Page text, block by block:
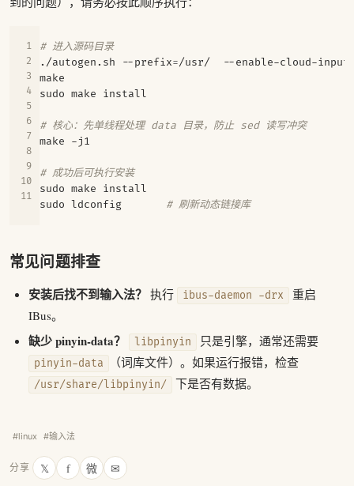
# 进入源码目录
./autogen.sh --prefix=
# 核心：先单线程处理 data 目录，防止 sed 读写冲突
# 成功后可执行安装
sudo ldconfig # 刷新动态链接库
常见问题排查
安装后找不到输入法？ 执行 ibus-daemon -drx
重启
IBus。
缺少 pinyin-data？ libpinyin 只是引擎，通常还需要
pinyin-data （词库文件）。如果运行报错，检查
/usr/share/libpinyin/ 下是否有数据。
#linux #输入法
分享 𝕏 f 微 ✉